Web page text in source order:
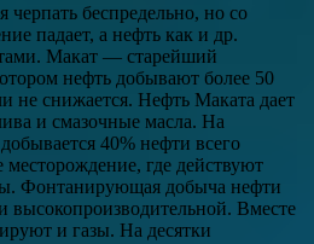
черпать беспредельно, но со
падает, а нефть как и др.
Макат — старейший
нефть добывают более 50
не снижается. Нефть Маката дает
и смазочные масла. На
40% нефти всего
где действуют
Фонтанирующая добыча нефти
высокопроизводительной. Вместе
и газы. На десятки